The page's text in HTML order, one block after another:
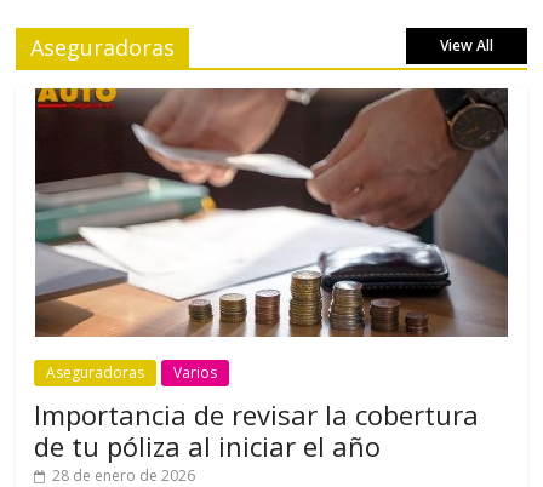
Aseguradoras View All
Aseguradoras Varios
Importancia de revisar la cobertura
de tu póliza al iniciar el año
28 de enero de 2026